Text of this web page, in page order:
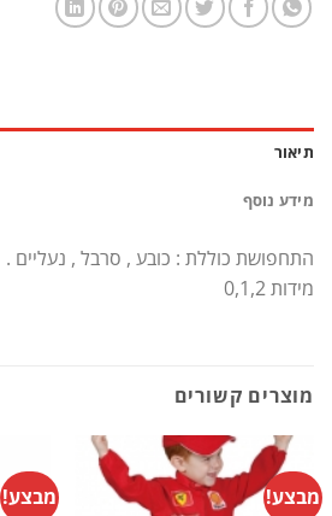
תיאור
מידע נוסף
התחפושת כוללת : כובע , סרבל , נעליים .
מידות 0,1,2
מוצרים קשורים
מבצע! מבצע!